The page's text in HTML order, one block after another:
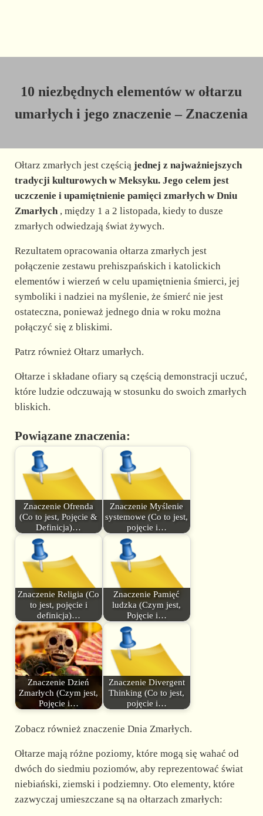
10 niezbędnych elementów w ołtarzu
umarłych i jego znaczenie – Znaczenia
Ołtarz zmarłych jest częścią jednej z najważniejszych
tradycji kulturowych w Meksyku. Jego celem jest
uczczenie i upamiętnienie pamięci zmarłych w Dniu
Zmarłych, między 1 a 2 listopada, kiedy to dusze
zmarłych odwiedzają świat żywych.
Rezultatem opracowania ołtarza zmarłych jest
połączenie zestawu prehiszpańskich i katolickich
elementów i wierzeń w celu upamiętnienia śmierci, jej
symboliki i nadziei na myślenie, że śmierć nie jest
ostateczna, ponieważ jednego dnia w roku można
połączyć się z bliskimi.
Patrz również Ołtarz umarłych.
Ołtarze i składane ofiary są częścią demonstracji uczuć,
które ludzie odczuwają w stosunku do swoich zmarłych
bliskich.
Powiązane znaczenia:
Znaczenie Ofrenda
(Co to jest, Pojęcie &
Definicja)…
Znaczenie Myślenie
systemowe (Co to jest,
pojęcie i…
Znaczenie Religia (Co
to jest, pojęcie i
definicja)…
Znaczenie Pamięć
ludzka (Czym jest,
Pojęcie i…
Znaczenie Dzień
Zmarłych (Czym jest,
Pojęcie i…
Znaczenie Divergent
Thinking (Co to jest,
pojęcie i…
Zobacz również znaczenie Dnia Zmarłych.
Ołtarze mają różne poziomy, które mogą się wahać od
dwóch do siedmiu poziomów, aby reprezentować świat
niebiański, ziemski i podziemny. Oto elementy, które
zazwyczaj umieszczane są na ołtarzach zmarłych: